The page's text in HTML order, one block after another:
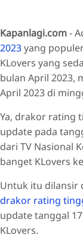
Kapanlagi.com-
2023yang
KLovers yang
bulan April 2023,
April 2023 di
Ya, drakor rating
update pada
dari TV Nasional
banget KLovers
Untuk itu dilansir
drakor rating
update tanggal
KLovers.